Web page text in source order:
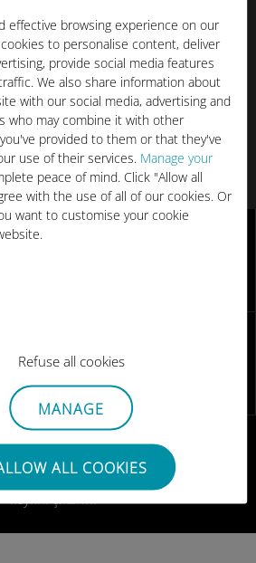
effective browsing experience on our
to personalise content, deliver
provide social media features
We also share information about
with our social media, advertising and
who may combine it with other
provided to them or that they've
use of their services. Manage your
peace of mind. Click "Allow all
with the use of all of our cookies. Or
want to customise your cookie
Refuse all cookies
MANAGE
ALL COOKIES
Nasıl kullanılır
bağlantıda kalın! Ubigi eSIM'inizi
e-posta ile alın, seyahatten önce
anda kesintisiz internet erişiminin
keyfini çıkarın!